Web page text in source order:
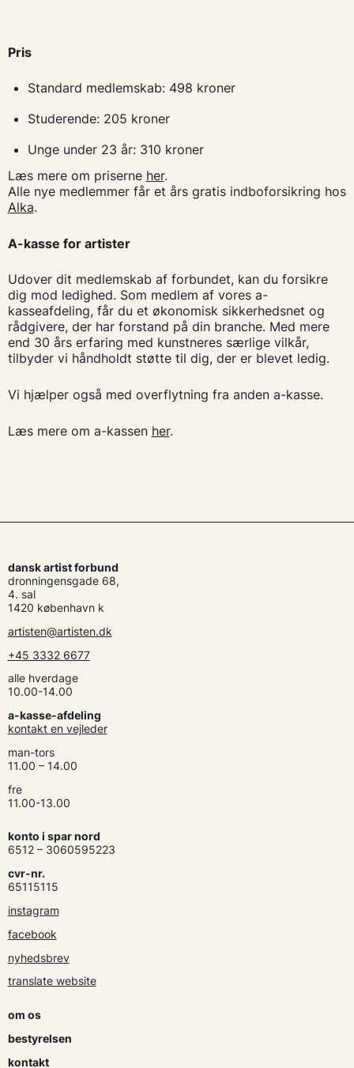
Pris
Standard medlemskab: 498 kroner
Studerende: 205 kroner
Unge under 23 år: 310 kroner
Læs mere om priserne her.
Alle nye medlemmer får et års gratis indboforsikring hos
Alka.
A-kasse for artister
Udover dit medlemskab af forbundet, kan du forsikre
dig mod ledighed. Som medlem af vores a-
kasseafdeling, får du et økonomisk sikkerhedsnet og
rådgivere, der har forstand på din branche. Med mere
end 30 års erfaring med kunstneres særlige vilkår,
tilbyder vi håndholdt støtte til dig, der er blevet ledig.
Vi hjælper også med overflytning fra anden a-kasse.
Læs mere om a-kassen her.
dansk artist forbund
dronningensgade 68,
4. sal
1420 københavn k
artisten@artisten.dk
+45 3332 6677
alle hverdage
10.00-14.00
a-kasse-afdeling
kontakt en vejleder
man-tors
11.00 – 14.00
fre
11.00-13.00
konto i spar nord
6512 – 3060595223
cvr-nr.
65115115
instagram
facebook
nyhedsbrev
translate website
om os
bestyrelsen
kontakt